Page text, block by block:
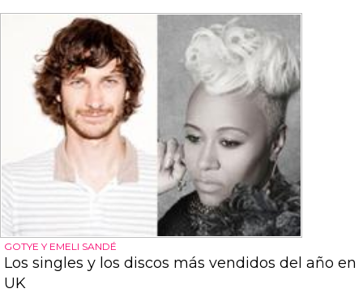
GOTYE Y EMELI SANDÉ
Los singles y los discos más vendidos del año en
UK